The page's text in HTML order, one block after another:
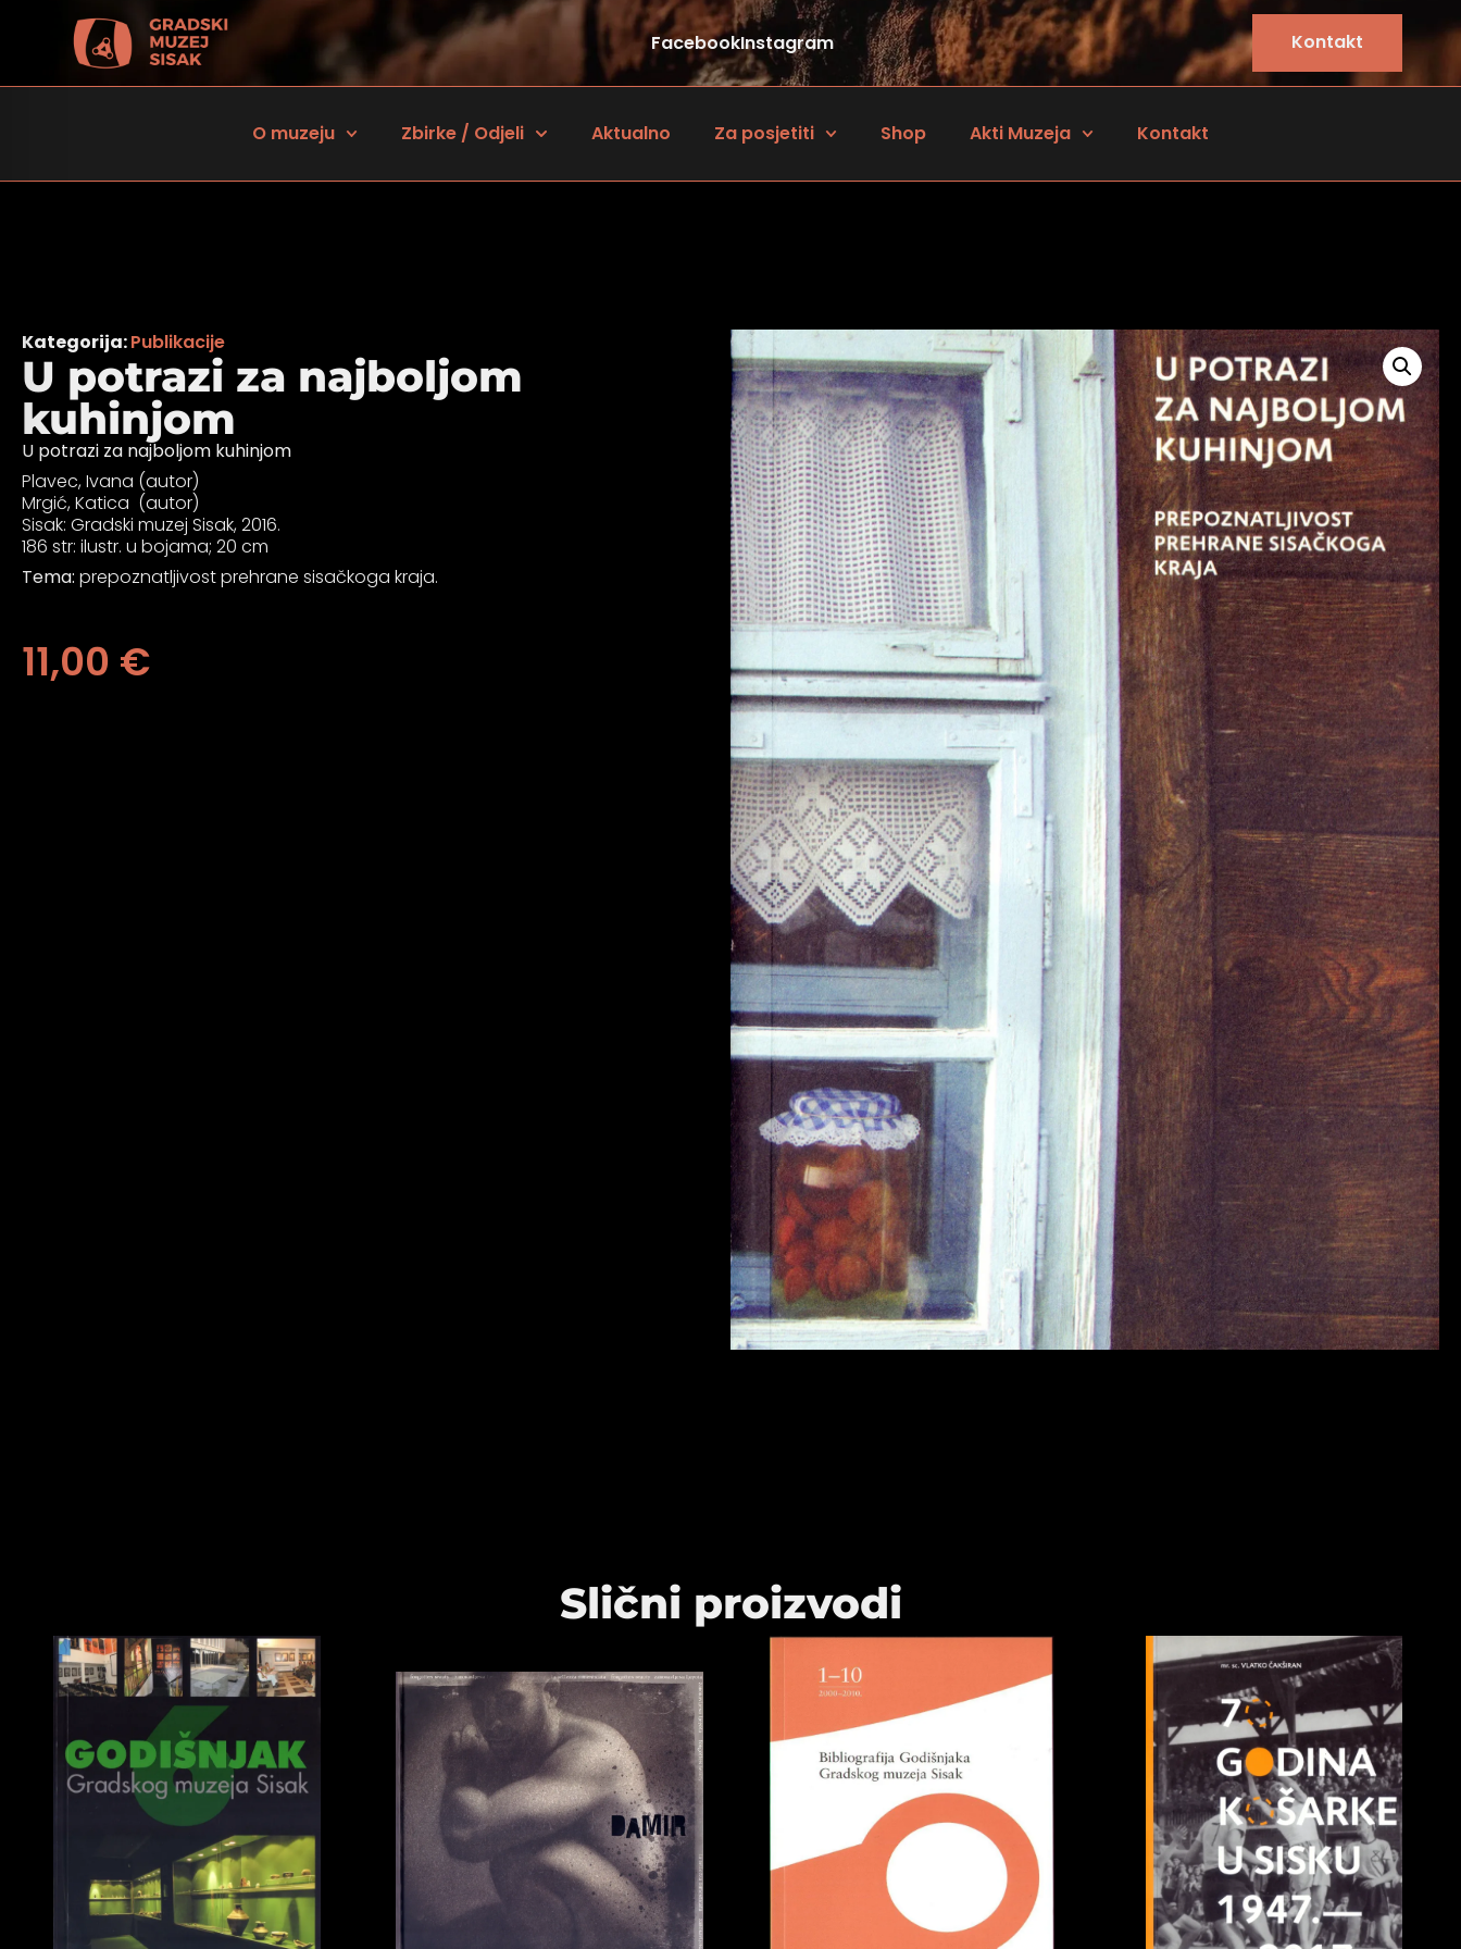
FacebookInstagram Kontakt
O muzeju Zbirke / Odjeli Aktualno Za posjetiti Shop Akti Muzeja Kontakt
Kategorija:Publikacije
U potrazi za najboljom
kuhinjom
U potrazi za najboljom kuhinjom
Plavec, Ivana (autor)
Mrgić, Katica (autor)
Sisak: Gradski muzej Sisak, 2016.
186 str: ilustr. u bojama; 20 cm
Tema: prepoznatljivost prehrane sisačkoga kraja.
11,00 €
Slični proizvodi
za osobe sa oštećenjem vida
profil za epilepsiju
prijateljski režim
za slijepe